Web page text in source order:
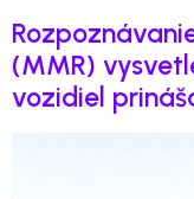
(MMR)
vozidiel